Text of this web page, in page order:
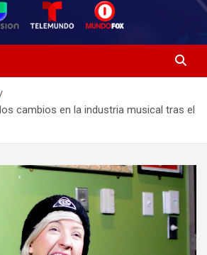
cambios en la industria musical tras el